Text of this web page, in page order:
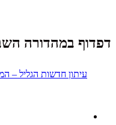
דפדוף במהדורה
עיתון חדשות הגליל –